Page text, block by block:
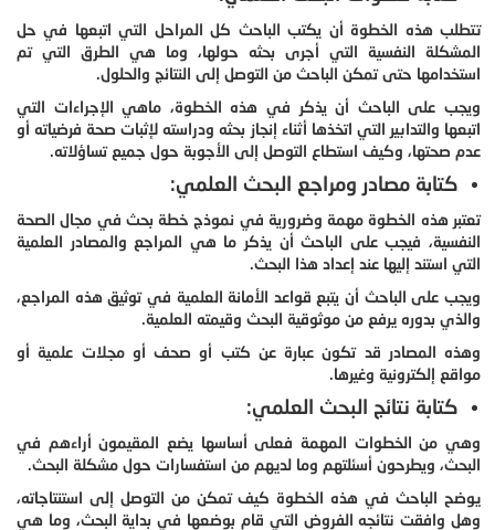
تتطلب هذه الخطوة أن يكتب الباحث كل المراحل التي اتبعها في حل
المشكلة النفسية التي أجرى بحثه حولها، وما هي الطرق التي تم
استخدامها حتى تمكن الباحث من التوصل إلى النتائج والحلول.
ويجب على الباحث أن يذكر في هذه الخطوة، ماهي الإجراءات التي
اتبعها والتدابير التي اتخذها أثناء إنجاز بحثه ودراسته لإثبات صحة فرضياته أو
عدم صحتها، وكيف استطاع التوصل إلى الأجوبة حول جميع تساؤلاته.
كتابة مصادر ومراجع البحث العلمي:
تعتبر هذه الخطوة مهمة وضرورية في نموذج خطة بحث في مجال الصحة
النفسية، فيجب على الباحث أن يذكر ما هي المراجع والمصادر العلمية
التي استند إليها عند إعداد هذا البحث.
ويجب على الباحث أن يتبع قواعد الأمانة العلمية في توثيق هذه المراجع،
والذي بدوره يرفع من موثوقية البحث وقيمته العلمية.
وهذه المصادر قد تكون عبارة عن كتب أو صحف أو مجلات علمية أو
مواقع إلكترونية وغيرها.
كتابة نتائج البحث العلمي:
وهي من الخطوات المهمة فعلى أساسها يضع المقيمون أراءهم في
البحث، ويطرحون أسئلتهم وما لديهم من استفسارات حول مشكلة البحث.
يوضح الباحث في هذه الخطوة كيف تمكن من التوصل إلى استنتاجاته،
وهل وافقت نتائجه الفروض التي قام بوضعها في بداية البحث، وما هي